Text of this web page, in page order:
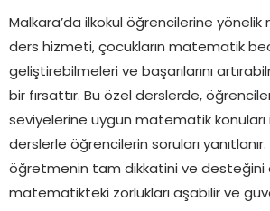
Malkara’da ilkokul öğrencilerine
ders hizmeti, çocukların matematik
geliştirebilmeleri ve başarılarını
bir fırsattır. Bu özel derslerde,
seviyelerine uygun matematik konuları
derslerle öğrencilerin soruları
öğretmenin tam dikkatini ve desteğini
matematikteki zorlukları aşabilir ve